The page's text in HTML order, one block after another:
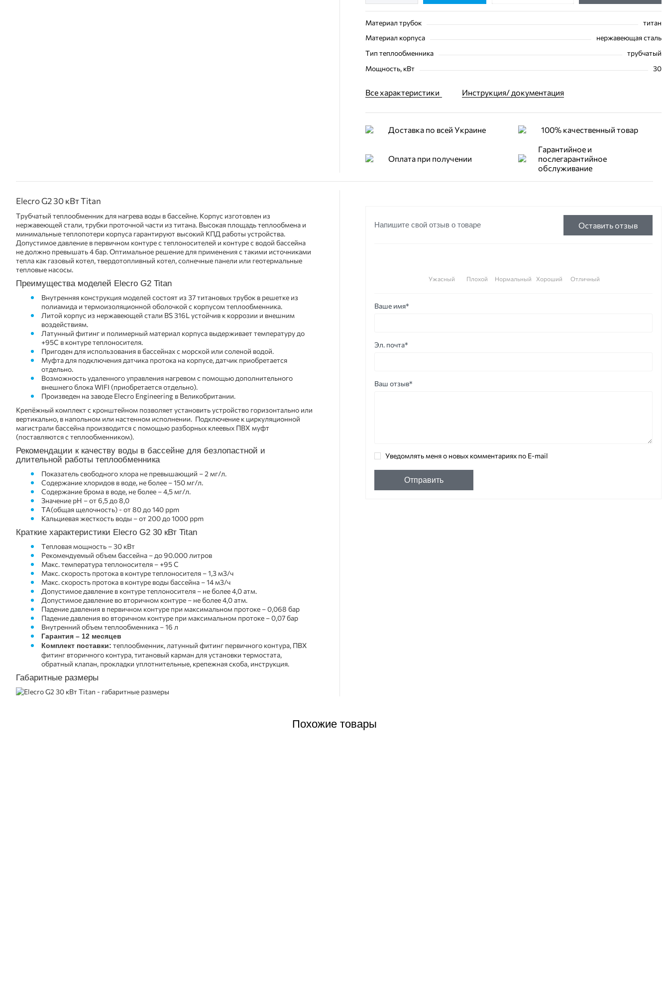
Материал трубок
титан
Материал корпуса
нержавеющая сталь
Тип теплообменника
трубчатый
Мощность, кВт
30
Все характеристики Инструкция/ документация
Доставка по всей Украине 100% качественный товар
Оплата при получении
Гарантийное и
послегарантийное
обслуживание
Elecro G2 30 кВт Titan
Трубчатый теплообменник для нагрева воды в бассейне. Корпус изготовлен из
нержавеющей стали, трубки проточной части из титана. Высокая площадь теплообмена и
минимальные теплопотери корпуса гарантируют высокий КПД работы устройства.
Допустимое давление в первичном контуре с теплоносителей и контуре с водой бассейна
не должно превышать 4 бар. Оптимальное решение для применения с такими источниками
тепла как газовый котел, твердотопливный котел, солнечные панели или геотермальные
тепловые насосы.
Преимущества моделей Elecro G2 Titan
Внутренняя конструкция моделей состоят из 37 титановых трубок в решетке из
полиамида и термоизоляционной оболочкой с корпусом теплообменника.
Литой корпус из нержавеющей стали BS 316L устойчив к коррозии и внешним
воздействиям.
Латунный фитинг и полимерный материал корпуса выдерживает температуру до
+95С в контуре теплоносителя.
Пригоден для использования в бассейнах с морской или соленой водой.
Муфта для подключения датчика протока на корпусе, датчик приобретается
отдельно.
Возможность удаленного управления нагревом с помощью дополнительного
внешнего блока WIFI (приобретается отдельно).
Произведен на заводе Elecro Engineering в Великобритании.
Крепёжный комплект с кронштейном позволяет установить устройство горизонтально или
вертикально, в напольном или настенном исполнении. Подключение к циркуляционной
магистрали бассейна производится с помощью разборных клеевых ПВХ муфт
(поставляются с теплообменником).
Рекомендации к качеству воды в бассейне для безлопастной и
длительной работы теплообменника
Показатель свободного хлора не превышающий – 2 мг/л.
Содержание хлоридов в воде, не более – 150 мг/л.
Содержание брома в воде, не более – 4,5 мг/л.
Значение pH – от 6,5 до 8,0
TA(общая щелочность) - от 80 до 140 ppm
Кальциевая жесткость воды – от 200 до 1000 ppm
Краткие характеристики Elecro G2 30 кВт Titan
Тепловая мощность – 30 кВт
Рекомендуемый объем бассейна – до 90.000 литров
Макс. температура теплоносителя – +95 С
Макс. скорость протока в контуре теплоносителя – 1,3 м3/ч
Макс. скорость протока в контуре воды бассейна – 14 м3/ч
Допустимое давление в контуре теплоносителя – не более 4,0 атм.
Допустимое давление во вторичном контуре – не более 4,0 атм.
Падение давления в первичном контуре при максимальном протоке – 0,068 бар
Падение давления во вторичном контуре при максимальном протоке – 0,07 бар
Внутренний объем теплообменника – 16 л
Гарантия – 12 месяцев
Комплект поставки: теплообменник, латунный фитинг первичного контура, ПВХ
фитинг вторичного контура, титановый карман для установки термостата,
обратный клапан, прокладки уплотнительные, крепежная скоба, инструкция.
Габаритные размеры
Напишите свой отзыв о товаре Оставить отзыв
Отличный
Хороший
Нормальный
Плохой
Ужасный
Ваше имя*
Эл. почта*
Ваш отзыв*
Уведомлять меня о новых комментариях по E-mail
Отправить
Похожие товары